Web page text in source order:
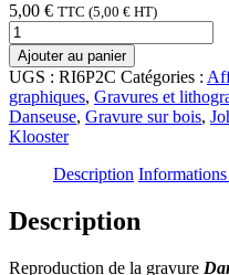
5,00 € TTC (5,00 € HT)
quantité
de
Danseuse
Ajouter au panier
UGS : RI6P2C Catégories :
graphiques, Gravures et
Danseuse, Gravure sur bois,
Klooster
Description
Description
Reproduction de la gravure